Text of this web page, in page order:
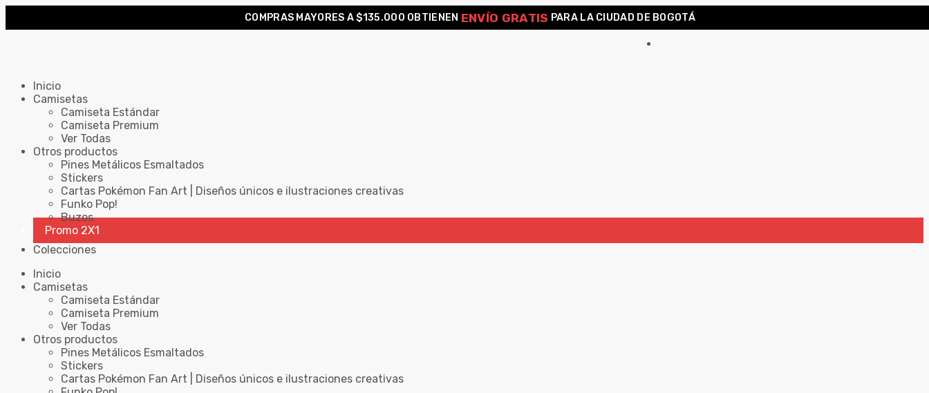
COMPRAS MAYORES A $135.000 OBTIENEN ENVÍO GRATIS PARA LA CIUDAD DE BOGOTÁ
Carrito 0
Inicio
Camisetas
Camiseta Estándar
Camiseta Premium
Ver Todas
Otros productos
Pines Metálicos Esmaltados
Stickers
Cartas Pokémon Fan Art | Diseños únicos e ilustraciones creativas
Funko Pop!
Buzos
Promo 2X1
Colecciones
Inicio
Camisetas
Camiseta Estándar
Camiseta Premium
Ver Todas
Otros productos
Pines Metálicos Esmaltados
Stickers
Cartas Pokémon Fan Art | Diseños únicos e ilustraciones creativas